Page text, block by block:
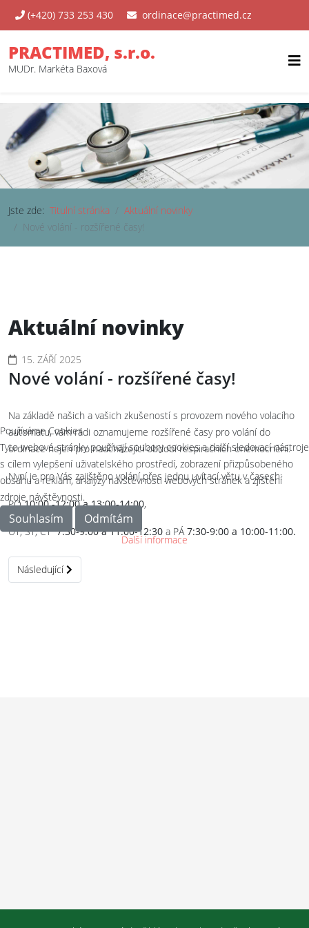
(+420) 733 253 430 ordinace@practimed.cz
PRACTIMED, s.r.o.
MUDr. Markéta Baxová
Jste zde: Titulní stránka
Aktuální novinky
Nové volání - rozšířené časy!
Aktuální novinky
15. ZÁŘÍ 2025
Nové volání - rozšířené časy!
Na základě našich a vašich zkušeností s provozem nového volacího
automatu, vám rádi oznamujeme rozšířené časy pro volání do
ordinace nejen pro nadcházející období respiračních onemocnění.
Nyní je pro Vás zajištěno volání přes jednu uvítací větu v časech:
PO10:00 -12:00 a 13:00-14:00,
ÚT, ST, ČT7:30-9:00 a 11:00-12:30 a PÁ7:30-9:00 a 10:00-11:00.
Další článek: Nové volání
Následující
Používáme Cookies
Tyto webové stránky používají soubory cookies a další sledovací nástroje
s cílem vylepšení uživatelského prostředí, zobrazení přizpůsobeného
obsahu a reklam, analýzy návštěvnosti webových stránek a zjištění
zdroje návštěvnosti.
Souhlasím Odmítám
Další informace